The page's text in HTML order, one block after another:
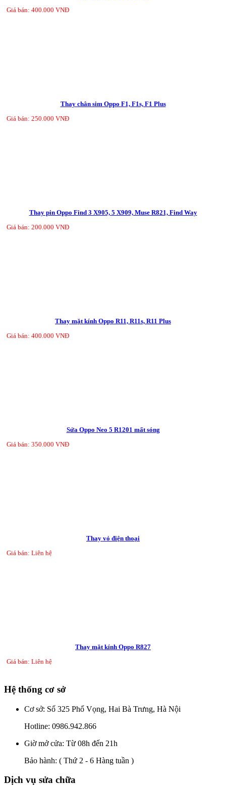
Giá bán: 400.000 VNĐ
Thay chân sim Oppo F1, F1s, F1 Plus
Giá bán: 250.000 VNĐ
Thay pin Oppo Find 3 X905, 5 X909, Muse R821, Find Way
Giá bán: 200.000 VNĐ
Thay mặt kính Oppo R11, R11s, R11 Plus
Giá bán: 400.000 VNĐ
Sửa Oppo Neo 5 R1201 mất sóng
Giá bán: 350.000 VNĐ
Thay vỏ điện thoại
Giá bán: Liên hệ
Thay mặt kính Oppo R827
Giá bán: Liên hệ
Hệ thống cơ sở
Cơ sở: Số 325 Phố Vọng, Hai Bà Trưng, Hà Nội
Hotline: 0986.942.866
Giờ mở cửa: Từ 08h đến 21h
Bảo hành: ( Thứ 2 - 6 Hàng tuần )
Dịch vụ sửa chữa